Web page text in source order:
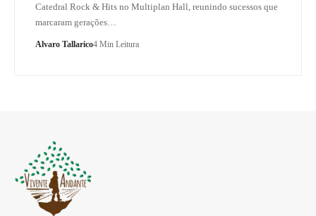
Catedral Rock & Hits no Multiplan Hall, reunindo sucessos que
marcaram gerações…
Alvaro Tallarico4 Min Leitura